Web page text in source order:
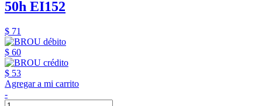
50h EI152
$ 71
$ 60
$ 53
Agregar a mi carrito
-